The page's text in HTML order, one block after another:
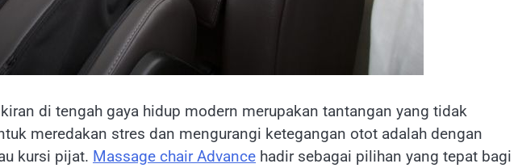
di tengah gaya hidup modern merupakan tantangan yang tidak
meredakan stres dan mengurangi ketegangan otot adalah dengan
kursi pijat. Massage chair Advance hadir sebagai pilihan yang tepat bagi